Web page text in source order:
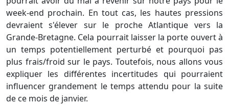
week-end prochain. En tout cas, les hautes pressions
devraient s'élever sur le proche Atlantique vers la
Grande-Bretagne. Cela pourrait laisser la porte ouvert à
un temps potentiellement perturbé et pourquoi pas
plus frais/froid sur le pays. Toutefois, nous allons vous
expliquer les différentes incertitudes qui pourraient
influencer grandement le temps attendu pour la suite
de ce mois de janvier.